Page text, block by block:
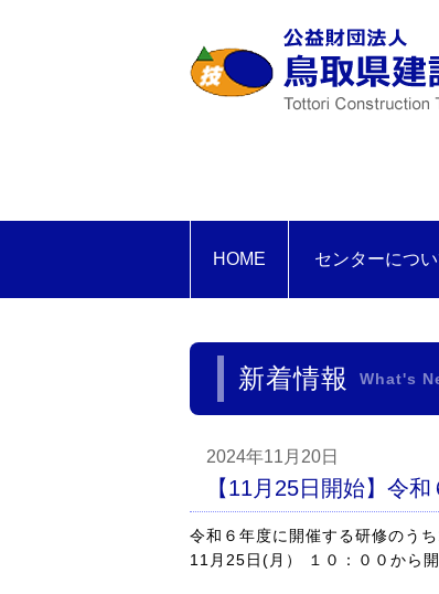
HOME センターにつ
新着情報 What's
2024年11月20日
【11月25日開始】令
令和６年度に開催する研修のう
11月25日(月） １０：００から開